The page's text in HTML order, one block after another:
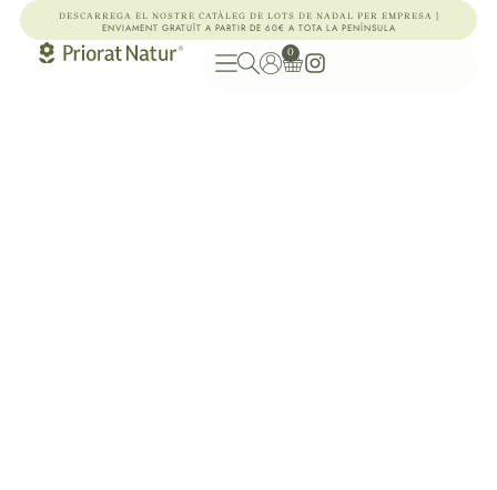
DESCARREGA EL NOSTRE CATÀLEG DE LOTS DE NADAL PER EMPRESA |
ENVIAMENT GRATUÏT A PARTIR DE 60€ A TOTA LA PENÍNSULA
0